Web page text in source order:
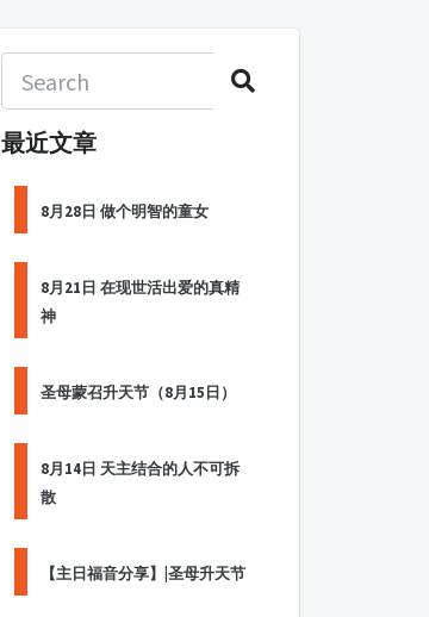
最近文章
8月28日 做个明智的童女
8月21日 在现世活出爱的真精
神
圣母蒙召升天节（8月15日）
8月14日 天主结合的人不可拆
散
【主日福音分享】|圣母升天节